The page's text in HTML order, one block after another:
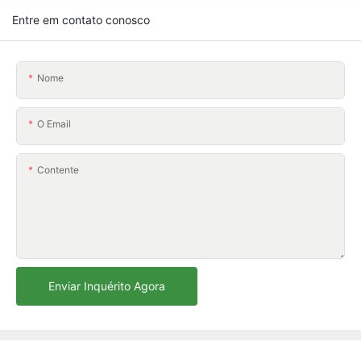
Entre em contato conosco
Nome
O Email
Contente
Enviar Inquérito Agora